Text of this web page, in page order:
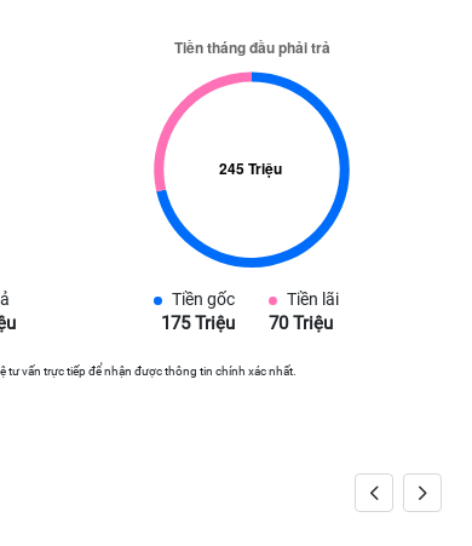
Tiền gốc
175 Triệu
Tiền lãi
70 Triệu
tư vấn trực tiếp để nhận được thông tin chính xác nhất.